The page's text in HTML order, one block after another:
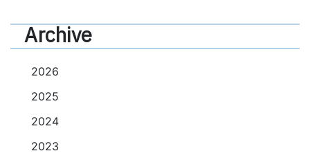
Archive
2026
2025
2024
2023